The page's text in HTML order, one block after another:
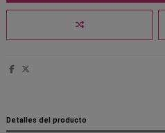
Detalles del producto